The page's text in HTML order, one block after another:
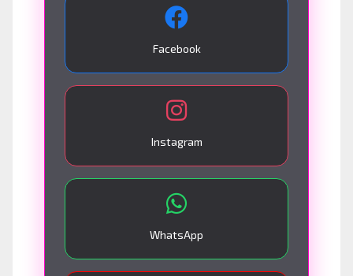
Facebook
Instagram
WhatsApp